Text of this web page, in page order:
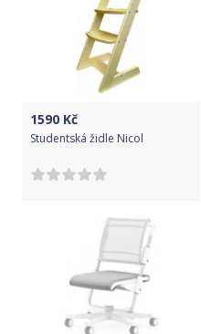
1590 Kč
Studentská židle Nicol